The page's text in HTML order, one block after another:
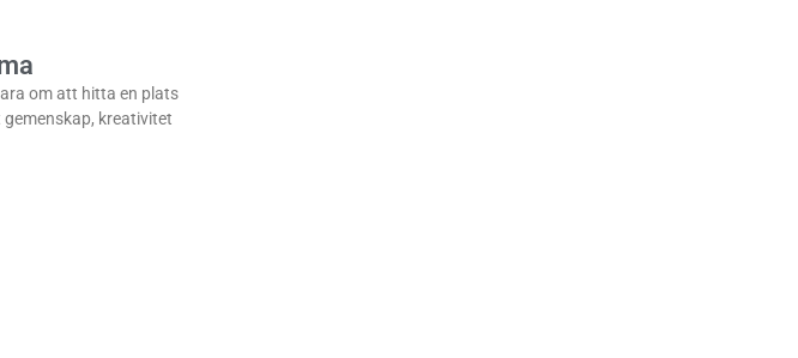
om att hitta en plats
kreativitet